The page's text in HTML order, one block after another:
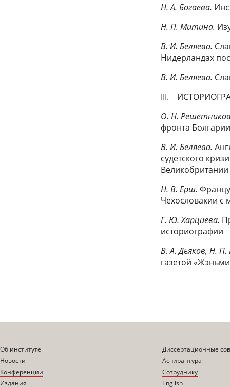
Н. А. Богаева.
Н. П. Митина.
В. И. Беляева.
Нидерландах
В. И. Беляева.
III.
О. Н.
фронта
В. И. Беляева.
судетского
Н. В. Ерш.
Чехословакии с
Г. Ю. Харциева.
историографии
В. А. Дьяков, Н.
газетой
Об институте
Новости
Конференции
Издания
Диссертационные
Аспирантура
Сотруднику
English